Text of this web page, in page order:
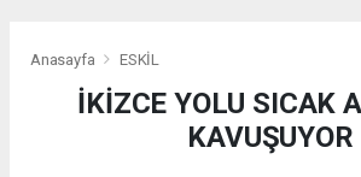
Anasayfa ESKİL
İKİZCE YOLU SICAK
KAVUŞUYOR